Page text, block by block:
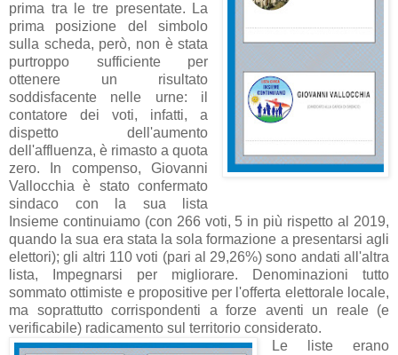
prima tra le tre presentate. La
prima posizione del simbolo
sulla scheda, però, non è stata
purtroppo sufficiente per
ottenere un risultato
soddisfacente nelle urne: il
contatore dei voti, infatti, a
dispetto dell'aumento
dell'affluenza, è rimasto a quota
zero. In compenso, Giovanni
Vallocchia è stato confermato
sindaco con la sua lista
Insieme continuiamo (con 266 voti, 5 in più rispetto al 2019,
quando la sua era stata la sola formazione a presentarsi agli
elettori); gli altri 110 voti (pari al 29,26%) sono andati all'altra
lista, Impegnarsi per migliorare. Denominazioni tutto
sommato ottimiste e propositive per l'offerta elettorale locale,
ma soprattutto corrispondenti a forze aventi un reale (e
verificabile) radicamento sul territorio considerato.
Le liste erano